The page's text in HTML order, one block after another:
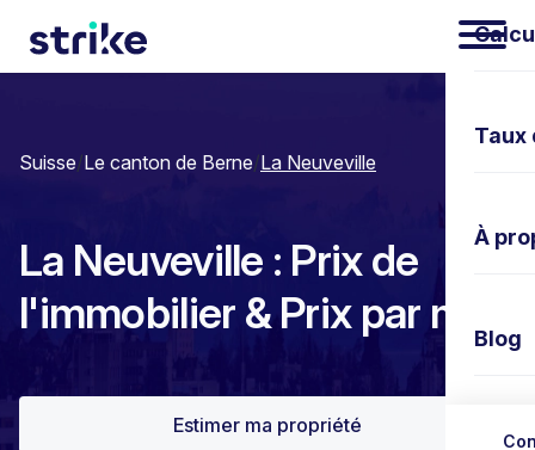
À
Blog
Suisse/Le canton de Berne/La Neuveville
La Neuveville : Prix de
l'immobilier & Prix par m²
Estimer ma propriété